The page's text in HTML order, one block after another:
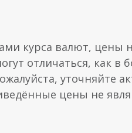
курса валют, цены
отличаться, как в
уточняйте
цены не